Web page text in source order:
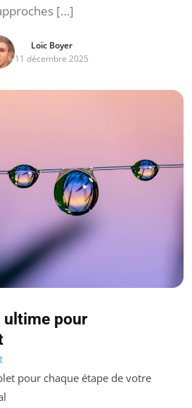
[…]
Loïc Boyer
11 décembre 2025
ultime pour
pour chaque étape de votre